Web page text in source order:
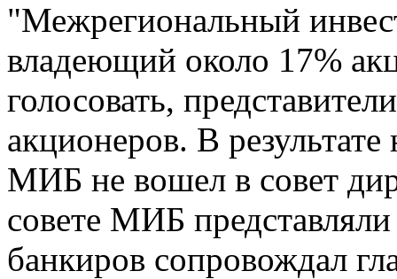
"Межрегиональный
владеющий около 17%
голосовать,
акционеров. В
МИБ не вошел в совет
совете МИБ
банкиров сопровождал